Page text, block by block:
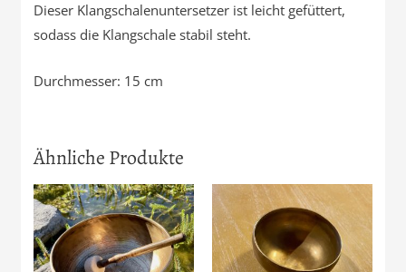
Dieser Klangschalenuntersetzer ist leicht gefüttert,
sodass die Klangschale stabil steht.
Durchmesser: 15 cm
Ähnliche Produkte